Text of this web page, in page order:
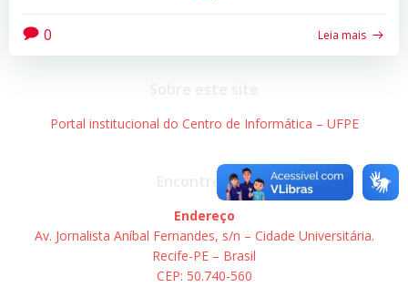
0 Leia mais
Portal institucional do Centro de Informática – UFPE
Encontre-nos
Endereço
Av. Jornalista Aníbal Fernandes, s/n – Cidade Universitária.
Recife-PE – Brasil
CEP: 50.740-560